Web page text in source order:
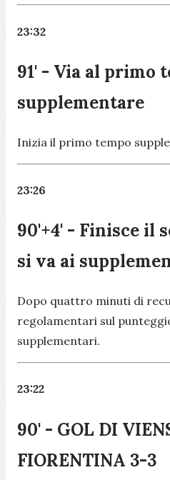
23:32
91' - Via al primo
supplementare
Inizia il primo tempo
23:26
90'+4' - Finisce il
si va ai
Dopo quattro minuti di
regolamentari sul
supplementari.
23:22
90' - GOL DI
FIORENTINA 3-3